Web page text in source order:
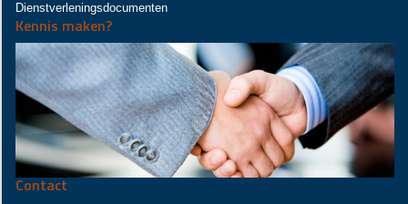
Dienstverleningsdocumenten
Kennis maken?
Contact